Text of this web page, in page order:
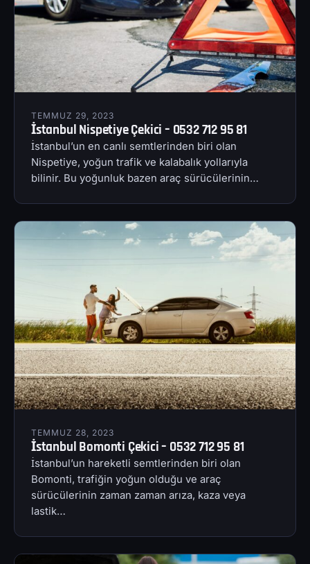
TEMMUZ 29, 2023
İstanbul Nispetiye Çekici – 0532 712 95 81
İstanbul’un en canlı semtlerinden biri olan
Nispetiye, yoğun trafik ve kalabalık yollarıyla
bilinir. Bu yoğunluk bazen araç sürücülerinin…
TEMMUZ 28, 2023
İstanbul Bomonti Çekici – 0532 712 95 81
İstanbul’un hareketli semtlerinden biri olan
Bomonti, trafiğin yoğun olduğu ve araç
sürücülerinin zaman zaman arıza, kaza veya
lastik…